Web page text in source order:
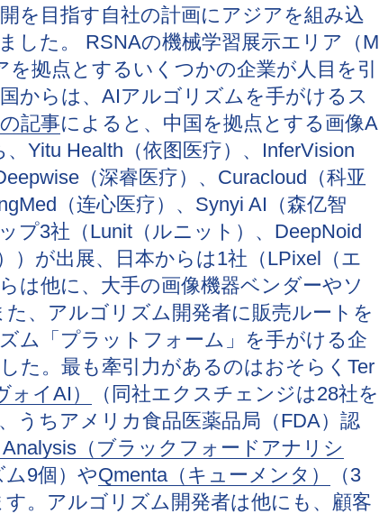
を目指す自社の計画にアジアを組み込
した。 RSNAの機械学習展示エリア（M
拠点とするいくつかの企業が人目を引
からは、AIアルゴリズムを手がけるス
記事によると、中国を拠点とする画像A
Yitu Health（依图医疗）、InferVision
（深睿医疗）、Curacloud（科亚
（连心医疗）、Synyi AI（森亿智
プ3社（Lunit（ルニット）、DeepNoid
）が出展、日本からは1社（LPixel（エ
は他に、大手の画像機器ベンダーやソ
、アルゴリズム開発者に販売ルートを
ム「プラットフォーム」を手がける企
た。最も牽引力があるのはおそらくTer
ォイAI）
（同社エクスチェンジは28社を
うちアメリカ食品医薬品局（FDA）認
Analysis（ブラックフォードアナリシ
9個）やQmenta（キューメンタ）
（3
。アルゴリズム開発者は他にも、顧客